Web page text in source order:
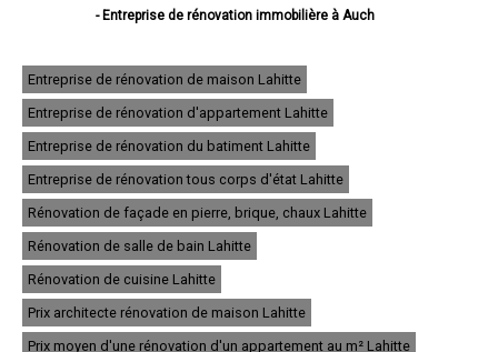
- Entreprise de rénovation immobilière à Auch
- Entreprise de rénovation immobilière à Fleurance
- Entreprise de rénovation immobilière à Eauze
- Entreprise de rénovation immobilière à Mirande
- Entreprise de rénovation immobilière à Lectoure
- Entreprise de rénovation immobilière à Vic-Fezensac
- Entreprise de rénovation immobilière à Gimont
- Entreprise de rénovation immobilière à Pavie
- Entreprise de rénovation immobilière à Samatan
- Entreprise de rénovation immobilière à Nogaro
- Entreprise de rénovation immobilière à Lombez
- Entreprise de rénovation immobilière à Mauvezin
- Entreprise de rénovation immobilière à Cazaubon
- Entreprise de rénovation immobilière à Riscle
- Entreprise de rénovation immobilière à Masseube
Entreprise de rénovation de maison Lahitte
Entreprise de rénovation d'appartement Lahitte
Entreprise de rénovation du batiment Lahitte
Entreprise de rénovation tous corps d'état Lahitte
Rénovation de façade en pierre, brique, chaux Lahitte
Rénovation de salle de bain Lahitte
Rénovation de cuisine Lahitte
Prix architecte rénovation de maison Lahitte
Prix moyen d'une rénovation d'un appartement au m² Lahitte